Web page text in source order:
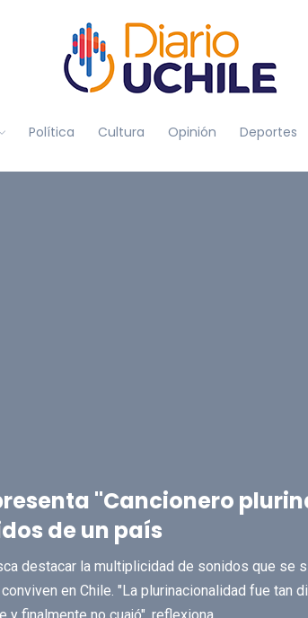
Política Cultura Opinión Deportes
"Cancionero
de un país
destacar la multiplicidad de sonidos que se
en Chile. "La plurinacionalidad fue tan